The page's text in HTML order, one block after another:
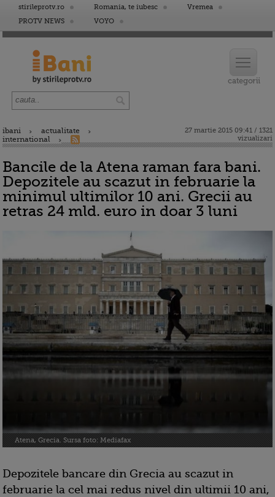
stirileprotv.ro Romania, te iubesc
Vremea
PROTV NEWS
VOYO
ibani
actualitate
international
27 martie 2015 09:41 / 1321
vizualizari
Bancile de la Atena raman fara bani.
Depozitele au scazut in februarie la
minimul ultimilor 10 ani. Grecii au
retras 24 mld. euro in doar 3 luni
Atena, Grecia. Sursa foto: Mediafax
Depozitele bancare din Grecia au scazut in
februarie la cel mai redus nivel din ultimii 10 ani,